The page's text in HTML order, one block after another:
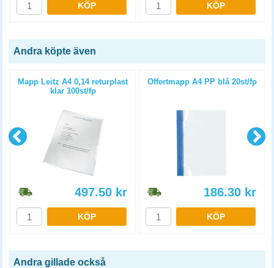
KÖP KÖP
Andra köpte även
Mapp Leitz A4 0,14 returplast
klar 100st/fp
497.50 kr
KÖP
Offertmapp A4 PP blå 20st/fp
186.30 kr
KÖP
Andra gillade också